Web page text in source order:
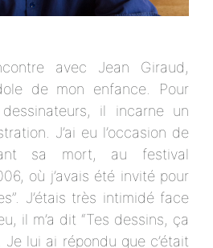
avec Jean Giraud,
de mon enfance. Pour
il incarne un
J’ai eu l’occasion de
sa mort, au festival
où j’avais été invité pour
J’étais très intimidé face
il m’a dit “Tes dessins, ça
Je lui ai répondu que c’était